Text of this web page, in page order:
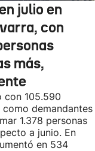
julio en
con
más,
con 105.590
demandantes
1.378 personas
a junio. En
en 534